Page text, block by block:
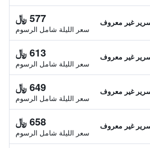
غير معروف 577 ﷼
سعر الليلة شامل الرسوم
غير معروف 613 ﷼
سعر الليلة شامل الرسوم
غير معروف 649 ﷼
سعر الليلة شامل الرسوم
غير معروف 658 ﷼
سعر الليلة شامل الرسوم